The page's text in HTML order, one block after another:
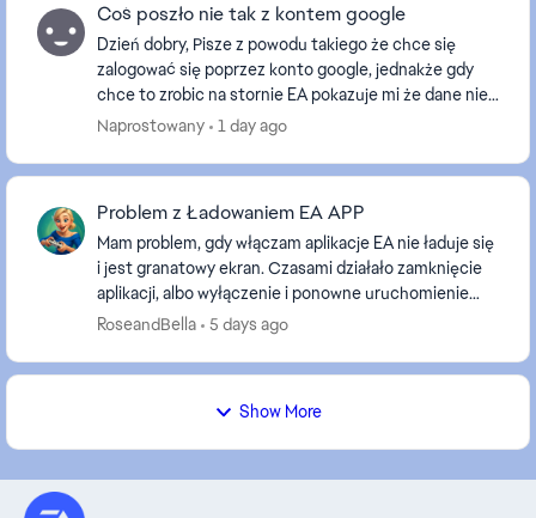
Coś poszło nie tak z kontem google
Dzień dobry, Pisze z powodu takiego że chce się
zalogować się poprzez konto google, jednakże gdy
chce to zrobic na stornie EA pokazuje mi że dane nie
zostały wpełni wprowadzone a potem "Coś poszło n...
Naprostowany 1 day ago
Problem z Ładowaniem EA APP
Mam problem, gdy włączam aplikacje EA nie ładuje się
i jest granatowy ekran. Czasami działało zamknięcie
aplikacji, albo wyłączenie i ponowne uruchomienie
komputera, by naprawiło się. Teraz nic nie p...
RoseandBella 5 days ago
Show More